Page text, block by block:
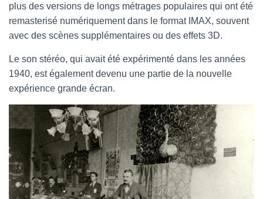
plus des versions de longs métrages populaires qui ont été
remasterisé numériquement dans le format IMAX, souvent
avec des scènes supplémentaires ou des effets 3D.
Le son stéréo, qui avait été expérimenté dans les années
1940, est également devenu une partie de la nouvelle
expérience grande écran.